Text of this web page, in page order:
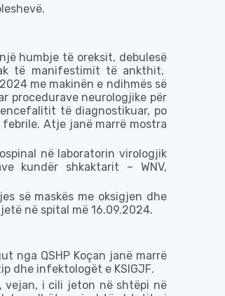
.
një humbje të oreksit, debulesë
të manifestimit të ankthit,
me makinën e ndihmës së
procedurave neurologjike për
të diagnostikuar, po
Atje janë marrë mostra
në laboratorin virologjik
kundër shkaktarit – WNV,
së maskës me oksigjen dhe
në spital më16.09.2024.
ut nga QSHP Koçan janë marrë
dhe infektologët e KSIGJF.
vejan, i cili jeton në shtëpi në